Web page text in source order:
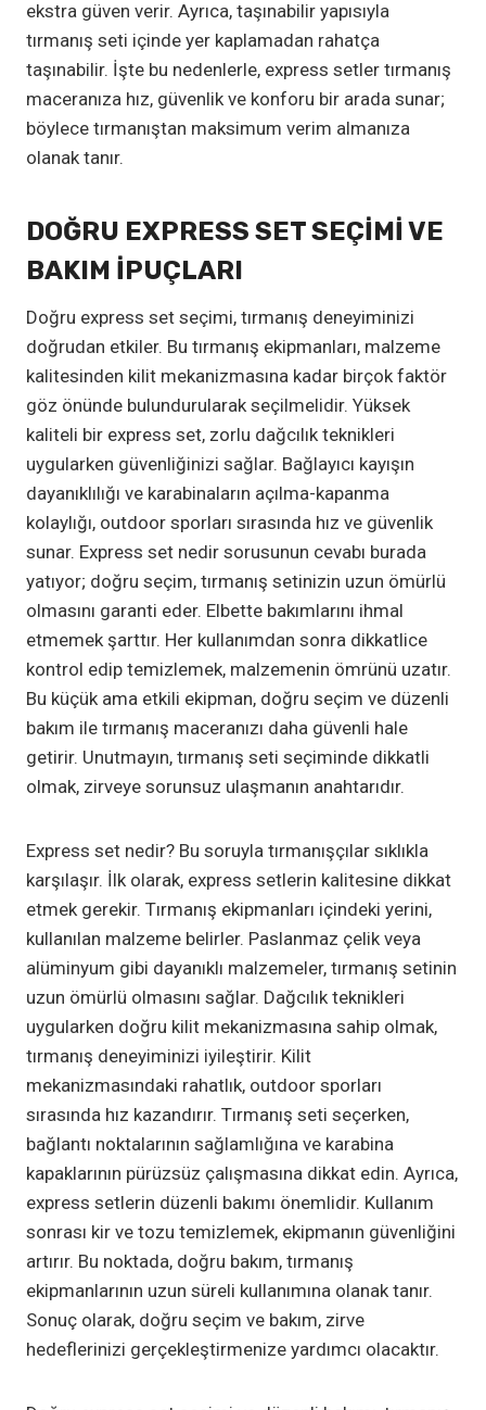
ekstra güven verir. Ayrıca, taşınabilir yapısıyla
tırmanış seti içinde yer kaplamadan rahatça
taşınabilir. İşte bu nedenlerle, express setler tırmanış
maceranıza hız, güvenlik ve konforu bir arada sunar;
böylece tırmanıştan maksimum verim almanıza
olanak tanır.
DOĞRU EXPRESS SET SEÇIMI VE
BAKIM İPUÇLARI
Doğru express set seçimi, tırmanış deneyiminizi
doğrudan etkiler. Bu tırmanış ekipmanları, malzeme
kalitesinden kilit mekanizmasına kadar birçok faktör
göz önünde bulundurularak seçilmelidir. Yüksek
kaliteli bir express set, zorlu dağcılık teknikleri
uygularken güvenliğinizi sağlar. Bağlayıcı kayışın
dayanıklılığı ve karabinaların açılma-kapanma
kolaylığı, outdoor sporları sırasında hız ve güvenlik
sunar. Express set nedir sorusunun cevabı burada
yatıyor; doğru seçim, tırmanış setinizin uzun ömürlü
olmasını garanti eder. Elbette bakımlarını ihmal
etmemek şarttır. Her kullanımdan sonra dikkatlice
kontrol edip temizlemek, malzemenin ömrünü uzatır.
Bu küçük ama etkili ekipman, doğru seçim ve düzenli
bakım ile tırmanış maceranızı daha güvenli hale
getirir. Unutmayın, tırmanış seti seçiminde dikkatli
olmak, zirveye sorunsuz ulaşmanın anahtarıdır.
Express set nedir? Bu soruyla tırmanışçılar sıklıkla
karşılaşır. İlk olarak, express setlerin kalitesine dikkat
etmek gerekir. Tırmanış ekipmanları içindeki yerini,
kullanılan malzeme belirler. Paslanmaz çelik veya
alüminyum gibi dayanıklı malzemeler, tırmanış setinin
uzun ömürlü olmasını sağlar. Dağcılık teknikleri
uygularken doğru kilit mekanizmasına sahip olmak,
tırmanış deneyiminizi iyileştirir. Kilit
mekanizmasındaki rahatlık, outdoor sporları
sırasında hız kazandırır. Tırmanış seti seçerken,
bağlantı noktalarının sağlamlığına ve karabina
kapaklarının pürüzsüz çalışmasına dikkat edin. Ayrıca,
express setlerin düzenli bakımı önemlidir. Kullanım
sonrası kir ve tozu temizlemek, ekipmanın güvenliğini
artırır. Bu noktada, doğru bakım, tırmanış
ekipmanlarının uzun süreli kullanımına olanak tanır.
Sonuç olarak, doğru seçim ve bakım, zirve
hedeflerinizi gerçekleştirmenize yardımcı olacaktır.